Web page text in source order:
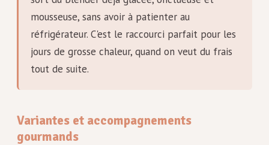
mousseuse, sans avoir à patienter au
réfrigérateur. C'est le raccourci parfait pour les
jours de grosse chaleur, quand on veut du frais
tout de suite.
Variantes et accompagnements
gourmands